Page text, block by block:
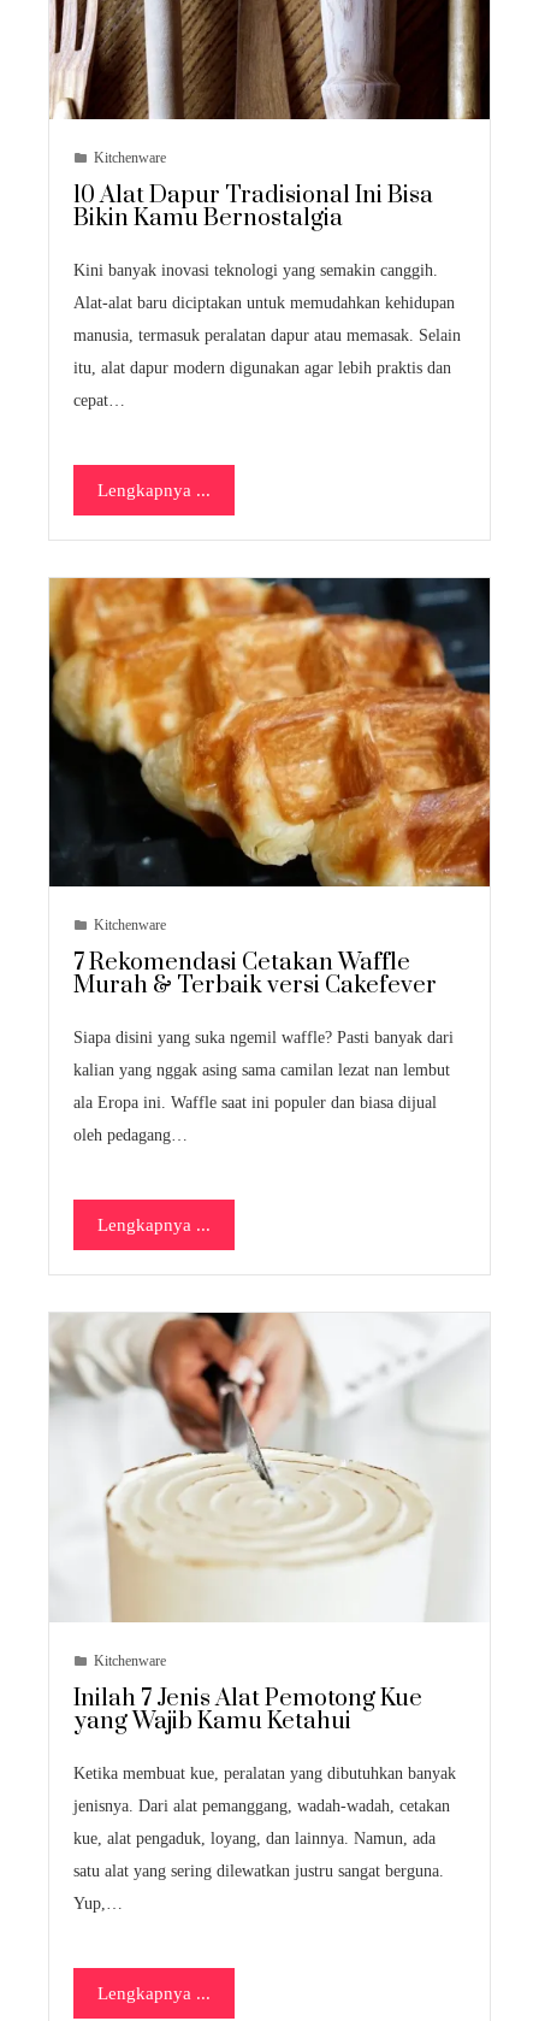
Kitchenware
10 Alat Dapur Tradisional Ini Bisa
Bikin Kamu Bernostalgia
Kini banyak inovasi teknologi yang semakin canggih.
Alat-alat baru diciptakan untuk memudahkan kehidupan
manusia, termasuk peralatan dapur atau memasak. Selain
itu, alat dapur modern digunakan agar lebih praktis dan
cepat…
Lengkapnya ...
Kitchenware
7 Rekomendasi Cetakan Waffle
Murah & Terbaik versi Cakefever
Siapa disini yang suka ngemil waffle? Pasti banyak dari
kalian yang nggak asing sama camilan lezat nan lembut
ala Eropa ini. Waffle saat ini populer dan biasa dijual
oleh pedagang…
Lengkapnya ...
Kitchenware
Inilah 7 Jenis Alat Pemotong Kue
yang Wajib Kamu Ketahui
Ketika membuat kue, peralatan yang dibutuhkan banyak
jenisnya. Dari alat pemanggang, wadah-wadah, cetakan
kue, alat pengaduk, loyang, dan lainnya. Namun, ada
satu alat yang sering dilewatkan justru sangat berguna.
Yup,…
Lengkapnya ...